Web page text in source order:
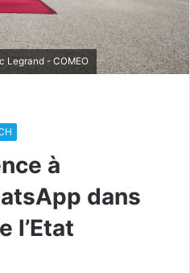
Legrand - COMEO
à
dans
l’Etat